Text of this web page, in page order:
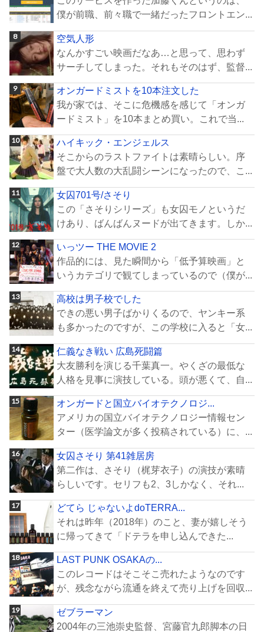
僕が前職、前々職で一緒だったフロントエン...
空気人形
なんかすごい映画だなあ…と思って、思わず
サーチしてしまった。それもそのはず、監督...
オンガードミストを10本注文した
我が家では、そこに危機感を感じて「オンガ
ードミスト」を10本まとめ買い。これで当...
ハイキック・エンジェルス
そこからのラストファイトは素晴らしい。序
盤で大人数の大乱闘シーンになったので、こ...
女囚701号/さそり
この「さそりシリーズ」も女囚モノというだ
けあり、ばんばんヌードが出てきます。しか...
いっツー THE MOVIE 2
作品的には、見た瞬間から「低予算映画」と
いうカテゴリで観てしまっているので（僕が...
高校は男子校でした
できの悪い男子ばかりくるので、ヤンキー系
も多かったのですが、この学校に入ると「女...
仁義なき戦い 広島死闘篇
大友勝利を演じる千葉真一。やくざの最低な
人格を見事に演技している。頭が悪くて、自...
オンガードと国立バイオテクノロジ...
アメリカの国立バイオテクノロジー情報セン
ター（医学論文が多く投稿されている）に、...
女囚さそり 第41雑居房
第二作は、さそり（梶芽衣子）の演技が素晴
らしいです。セリフも2、3しかなく、それ...
どてら じゃないよdoTERRA...
それは昨年（2018年）のこと、妻が嬉しそう
に帰ってきて「ドテラを申し込んできた...
LAST PUNK OSAKAの...
このレコードはそこそこ売れたようなのです
が、残念ながら流通を終えて売り上げを回収...
ゼブラーマン
2004年の三池崇史監督、宮藤官九郎脚本の日